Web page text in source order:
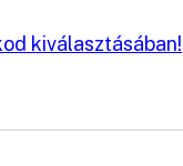
kiválasztásában!